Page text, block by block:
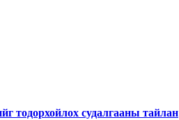
тодорхойлох судалгааны тайлан